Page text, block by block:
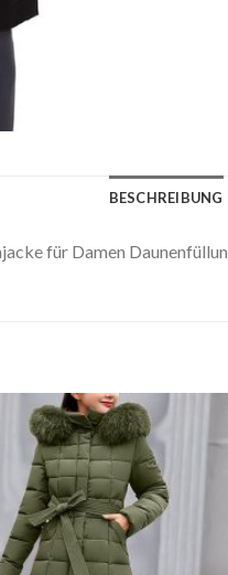
BESCHREIBUNG
für Damen